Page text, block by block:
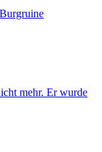
mehr. Er wurde